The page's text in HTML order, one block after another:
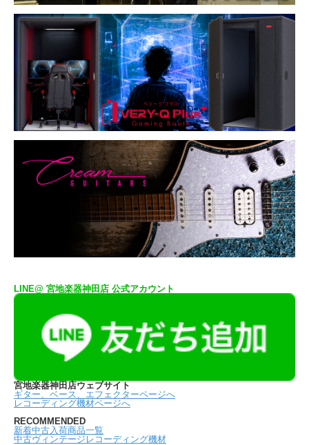
LINE@ 宮地楽器神田店 公式アカウント
宮地楽器神田店ウェブサイト
ギター、ベース、エフェクターページへ
レコーディング機材ページへ
RECOMMENDED
新着中古入荷商品一覧
中古ヴィンテージレコーディング機材